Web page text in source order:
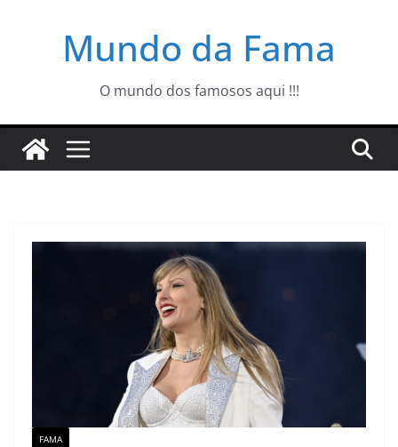
Mundo da Fama
O mundo dos famosos aqui !!!
FAMA